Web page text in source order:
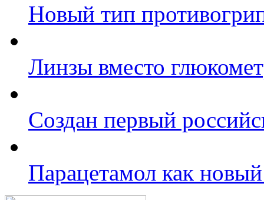
Новый тип
Линзы вместо
Создан первый
Парацетамол как